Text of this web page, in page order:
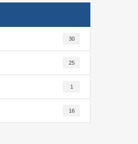
30
25
1
16